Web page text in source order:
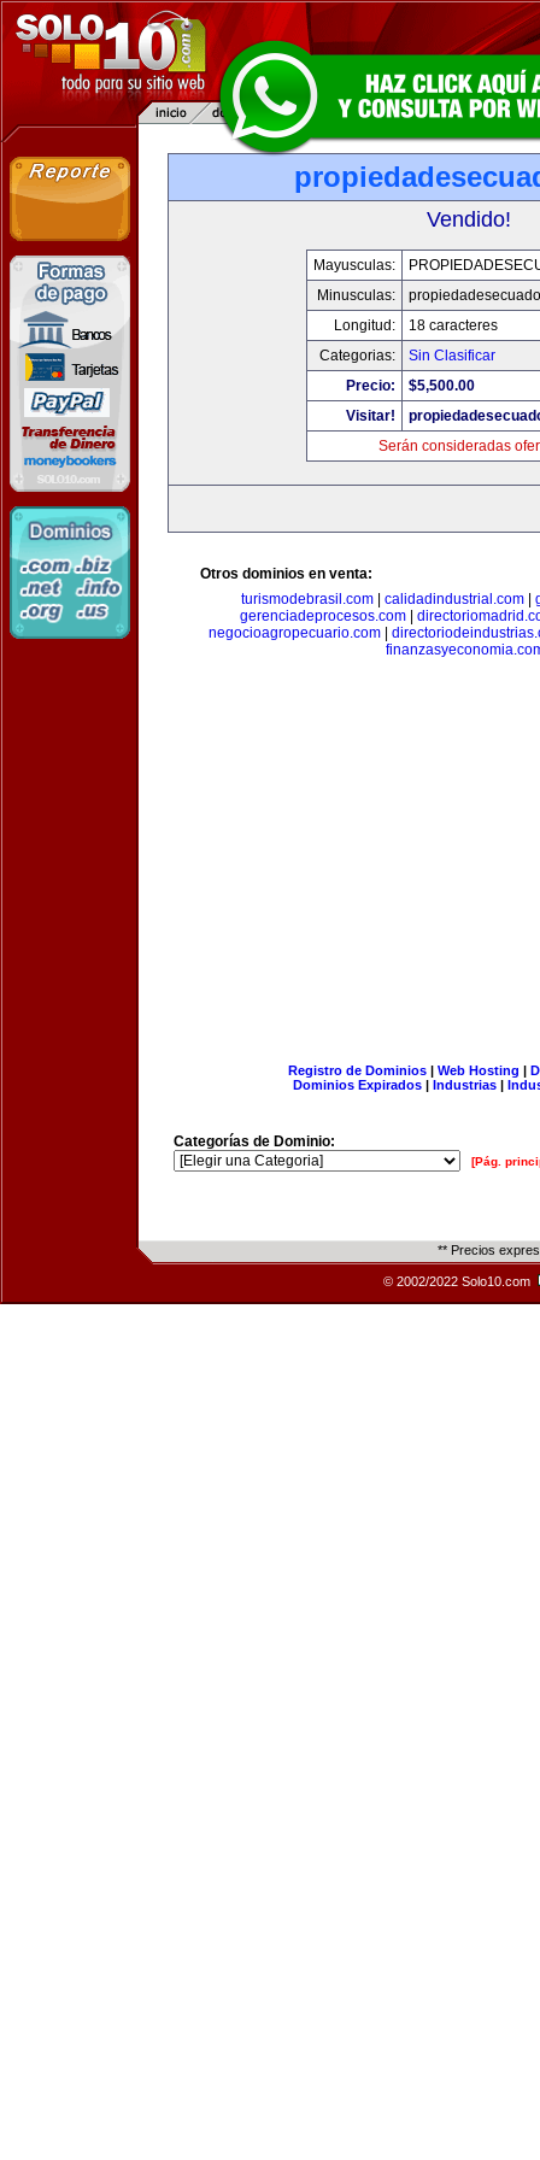
Vendido!
Mayusculas:
Minusculas:
Longitud:
18 caracteres
Categorias:
Sin Clasificar
Precio:
$5,500.00
Visitar!
Serán consideradas
Otros dominios en venta:
turismodebrasil.com
calidadindustrial.com
gerenciadeprocesos.com
negocioagropecuario.com
Registro de Dominios| Web Hosting |
Dominios Expirados | Industrias |
Categorías de Dominio:
[Pág.
** Precios
© 2002/2022 Solo10.com